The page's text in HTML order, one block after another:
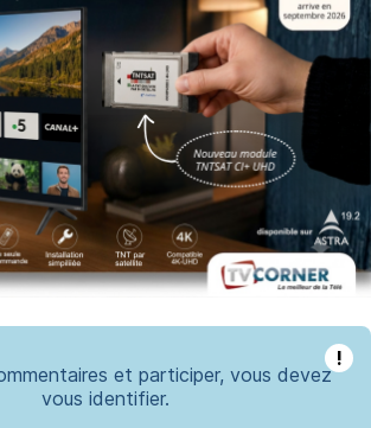
!
et participer, vous devez
vous identifier.